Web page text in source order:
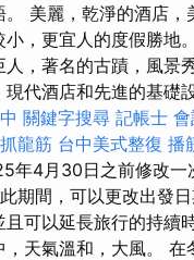
。 美麗，乾淨的酒店，
小，更宜人的度假勝地
人，著名的古蹟，風景
現代酒店和先進的基礎
關鍵字搜尋 記帳士 會
龍筋 台中美式整復 播
年4月30日之前修改一
期間，可以更改出發
且可以延長旅行的持續
天氣溫和，大風。 在